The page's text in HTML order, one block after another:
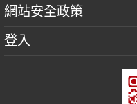
網站安全政策
登入